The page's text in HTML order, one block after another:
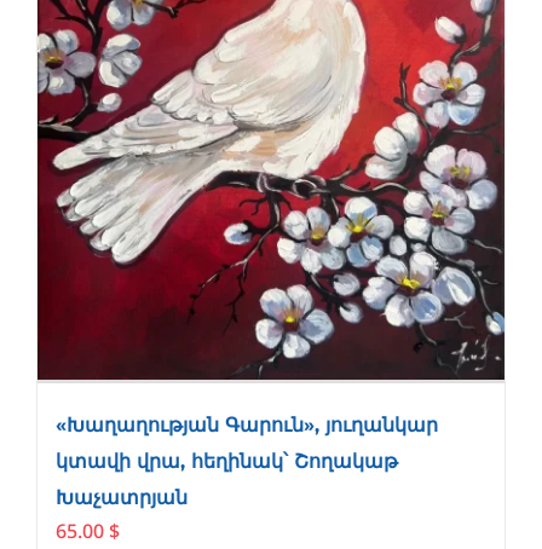
«Խաղաղության Գարուն», յուղանկար
կտավի վրա, հեղինակ՝ Շողակաթ
Խաչատրյան
65.00 $